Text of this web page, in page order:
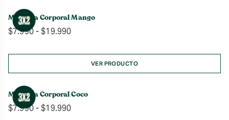
Manteca Corporal Mango
$7.990- $19.990Rango
precios:
desde
$7.990
$19.990
VER PRODUCTO
Manteca Corporal Coco
$7.990- $19.990Rango